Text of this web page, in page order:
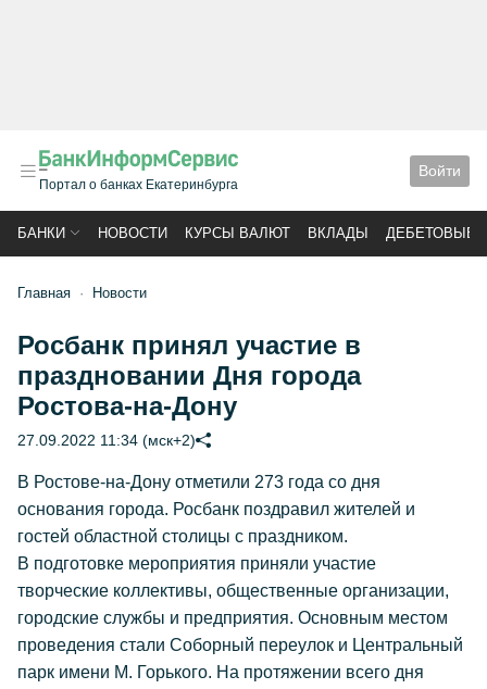
Портал о банках Екатеринбурга
Войти
БАНКИ НОВОСТИ КУРСЫ ВАЛЮТ ВКЛАДЫ ДЕБЕТОВЫЕ
Главная Новости
Росбанк принял участие в
праздновании Дня города
Ростова-на-Дону
27.09.2022 11:34 (мск+2)
В Ростове-на-Дону отметили 273 года со дня
основания города. Росбанк поздравил жителей и
гостей областной столицы с праздником.
В подготовке мероприятия приняли участие
творческие коллективы, общественные организации,
городские службы и предприятия. Основным местом
проведения стали Соборный переулок и Центральный
парк имени М. Горького. На протяжении всего дня